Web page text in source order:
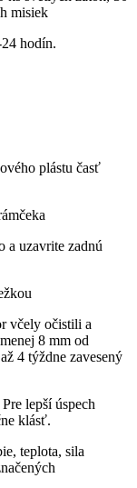
misiek
hodín.
plástu časť
a uzavrite zadnú
včely očistili a
8 mm od
4 týždne zavesený
lepší úspech
klásť.
teplota, sila